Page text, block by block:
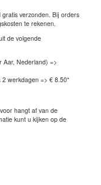
verzonden. Bij orders
te rekenen.
de volgende
Aar, Nederland) =>
werkdagen => € 8.50*
hangt af van de
kunt u kijken op de